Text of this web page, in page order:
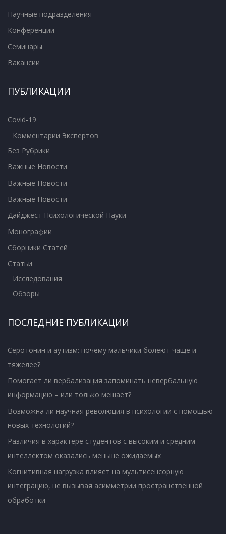
Научные подразделения
Конференции
Семинары
Вакансии
ПУБЛИКАЦИИ
Covid-19
Комментарии Экспертов
Без Рубрики
Важные Новости
Важные Новости —
Важные Новости —
Дайджест Психологической Науки
Монографии
Сборники Статей
Статьи
Исследования
Обзоры
ПОСЛЕДНИЕ ПУБЛИКАЦИИ
Серотонин и аутизм: почему мальчики болеют чаще и
тяжелее?
Помогает ли вербализация запоминать невербальную
информацию – или только мешает?
Возможна ли научная революция в психологии с помощью
новых технологий?
Различия в характере студентов с высоким и средним
интеллектом оказались меньше ожидаемых
Когнитивная нагрузка влияет на мультисенсорную
интеграцию, не вызывая асимметрии пространственной
обработки